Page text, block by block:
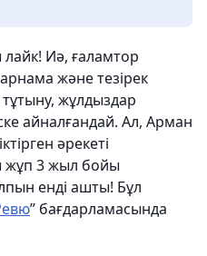
Иә, ғаламтор
және тезірек
жұлдыздар
айналғандай. Ал, Арман
әрекеті
жұп 3 жыл бойы
енді ашты! Бұл
” бағдарламасында